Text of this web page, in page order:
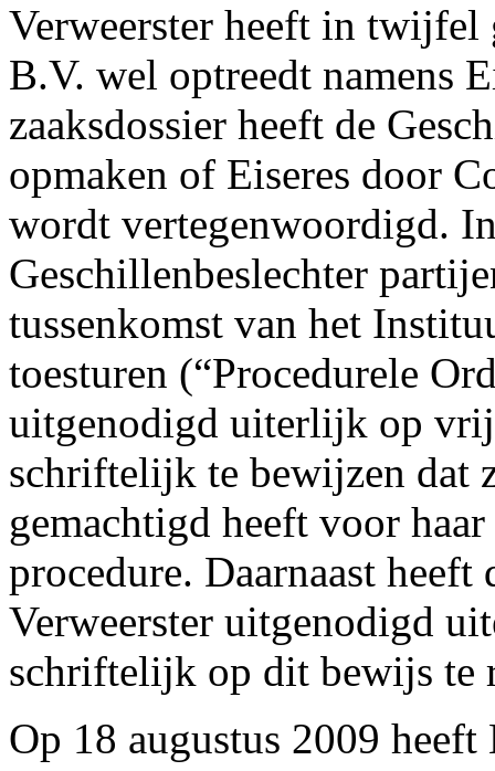
Verweerster heeft in
B.V. wel optreedt namens
zaaksdossier heeft de
opmaken of Eiseres door
wordt vertegenwoordigd.
Geschillenbeslechter
tussenkomst van het
toesturen (“Procedurele
uitgenodigd uiterlijk op
schriftelijk te bewijzen dat
gemachtigd heeft voor
procedure. Daarnaast heeft
Verweerster uitgenodigd
schriftelijk op dit bewijs te
Op 18 augustus 2009